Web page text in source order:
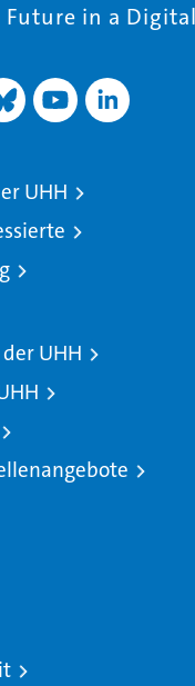
Future in a
UHH
UHH